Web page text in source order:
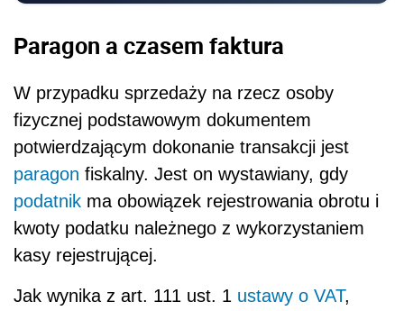
Paragon a czasem faktura
W przypadku sprzedaży na rzecz osoby
fizycznej podstawowym dokumentem
potwierdzającym dokonanie transakcji jest
paragon fiskalny. Jest on wystawiany, gdy
podatnik ma obowiązek rejestrowania obrotu i
kwoty podatku należnego z wykorzystaniem
kasy rejestrującej.
Jak wynika z art. 111 ust. 1 ustawy o VAT,